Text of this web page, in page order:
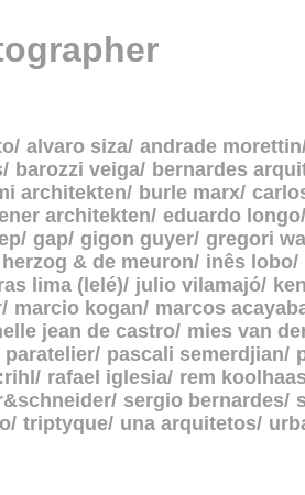
alvaro siza andrade morettin
barozzi veiga bernardes
architekten burle marx
architekten eduardo longo
gap gigon guyer gregori
herzog & de meuron inês lobo
lima (lelé) julio vilamajó
marcio kogan marcos
jean de castro mies van
paratelier pascali semerdjian
rafael iglesia rem koolhaas
sergio bernardes
triptyque una arquitetos